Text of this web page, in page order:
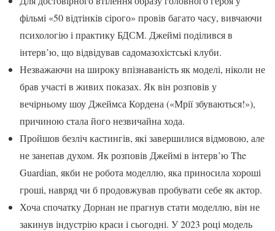
фільмі «50 відтінків сірого» провів багато часу, вивчаючи
психологію і практику БДСМ. Джеймі поділився в
інтерв’ю, що відвідував садомазохістські клуби.
Незважаючи на широку впізнаваність як моделі, ніколи не
брав участі в живих показах. Як він розповів у
вечірньому шоу Джеймса Кордена («Мрії збуваються!»),
причиною стала його незвичайна хода.
Пройшов безліч кастингів, які завершилися відмовою, але
не занепав духом. Як розповів Джеймі в інтерв’ю The
Guardian, якби не робота моделлю, яка приносила хороші
гроші, навряд чи б продовжував пробувати себе як актор.
Хоча спочатку Дорнан не прагнув стати моделлю, він не
закинув індустрію краси і сьогодні. У 2023 році модель